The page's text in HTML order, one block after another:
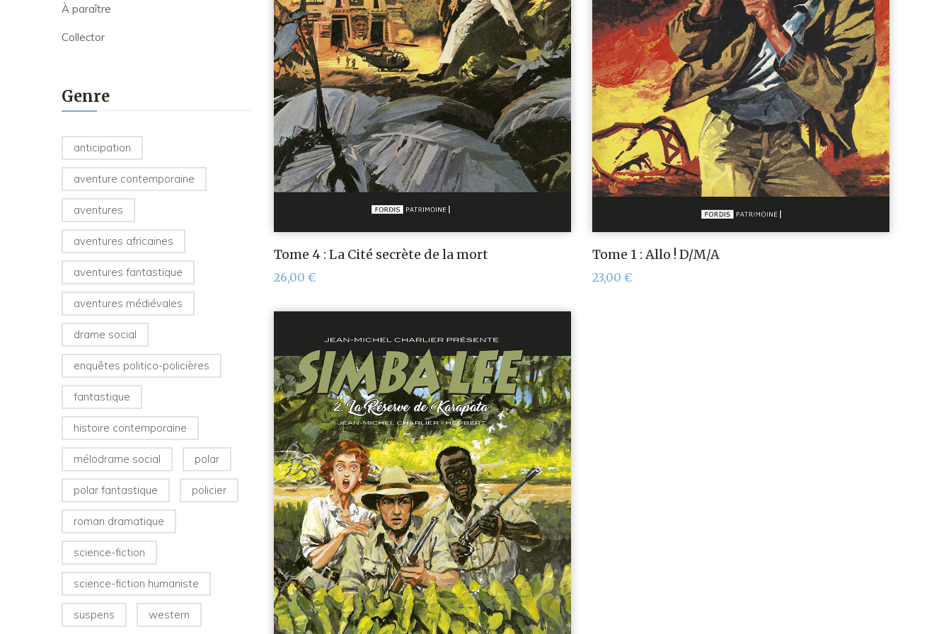
À paraître
Collector
Genre
anticipation
aventure contemporaine
aventures
aventures africaines
aventures fantastique
aventures médiévales
drame social
enquêtes politico-policières
fantastique
histoire contemporaine
mélodrame social polar
polar fantastique policier
roman dramatique
science-fiction
science-fiction humaniste
suspens western
Tome 4 : La Cité secrète de la mort
26,00 €
Tome 1 : Allo ! D/M/A
23,00 €